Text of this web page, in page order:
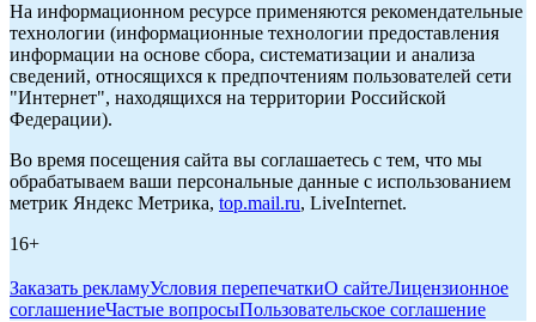
На информационном ресурсе применяются рекомендательные
технологии (информационные технологии предоставления
информации на основе сбора, систематизации и анализа
сведений, относящихся к предпочтениям пользователей сети
"Интернет", находящихся на территории Российской
Федерации).
Во время посещения сайта вы соглашаетесь с тем, что мы
обрабатываем ваши персональные данные с использованием
метрик Яндекс Метрика, top.mail.ru, LiveInternet.
16+
Заказать рекламуУсловия перепечаткиО сайтеЛицензионное
соглашениеЧастые вопросыПользовательское соглашение